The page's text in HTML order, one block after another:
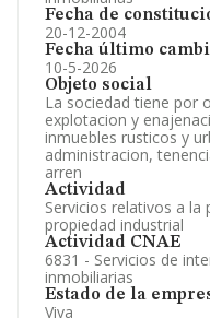
Fecha de
20-12-2004
Fecha último
10-5-2026
Objeto social
La sociedad tiene por
explotacion y
inmuebles rusticos y
administracion,
arren
Actividad
Servicios relativos a la
propiedad industrial
Actividad CNAE
6831 - Servicios de
inmobiliarias
Estado de la
Viva